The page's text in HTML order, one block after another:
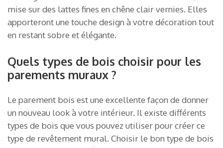
mise sur des lattes fines en chêne clair vernies. Elles
apporteront une touche design à votre décoration tout
en restant sobre et élégante.
Quels types de bois choisir pour les
parements muraux ?
Le parement bois est une excellente façon de donner
un nouveau look à votre intérieur. Il existe différents
types de bois que vous pouvez utiliser pour créer ce
type de revêtement mural. Choisir le bon type de bois